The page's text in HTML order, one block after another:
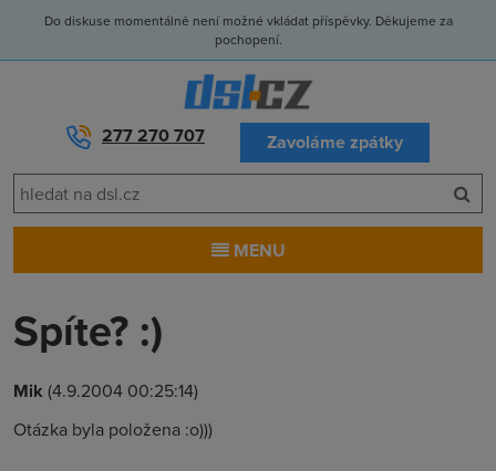
Do diskuse momentálně není možné vkládat příspěvky. Děkujeme za
pochopení.
277 270 707 Zavoláme zpátky
MENU
Spíte? :)
Mik (4.9.2004 00:25:14)
Otázka byla položena :o)))